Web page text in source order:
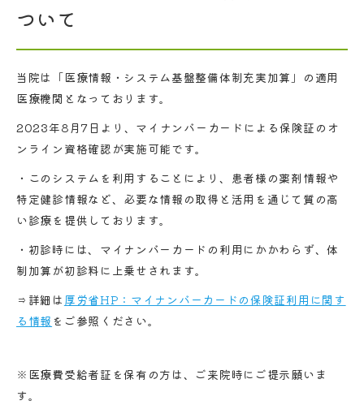
ついて
当院は「医療情報・システム基盤整備体制充実加算」の適用
医療機関となっております。
2023年8月7日より、マイナンバーカードによる保険証のオ
ンライン資格確認が実施可能です。
・このシステムを利用することにより、患者様の薬剤情報や
特定健診情報など、必要な情報の取得と活用を通じて質の高
い診療を提供しております。
・初診時には、マイナンバーカードの利用にかかわらず、体
制加算が初診料に上乗せされます。
⇒詳細は 厚労省HP：マイナンバーカードの保険証利用に関す
る情報 をご参照ください。
※医療費受給者証を保有の方は、ご来院時にご提示願いま
す。